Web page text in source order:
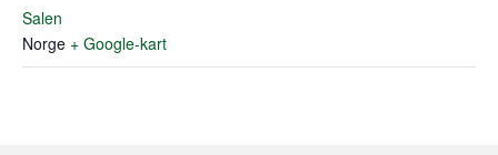
Salen
Norge + Google-kart